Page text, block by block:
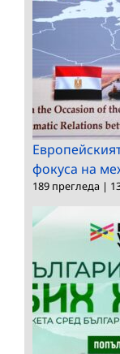
фокуса на
189 прегледа |